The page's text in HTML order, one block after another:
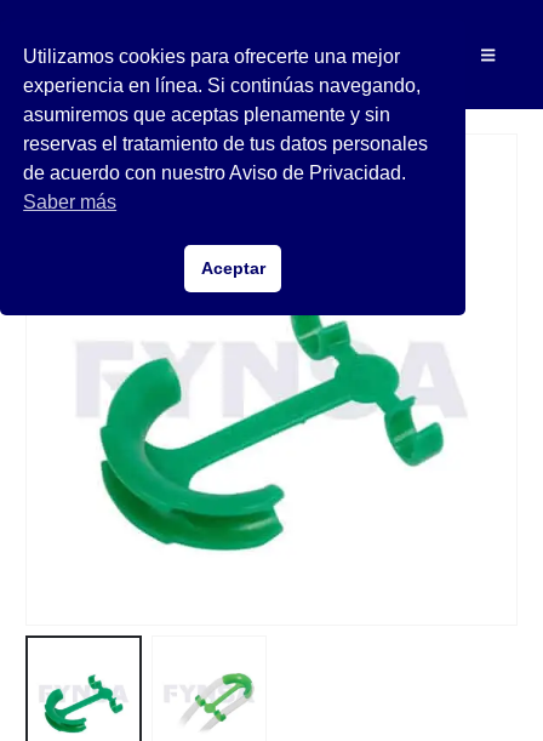
Utilizamos cookies para ofrecerte una mejor
experiencia en línea. Si continúas navegando,
asumiremos que aceptas plenamente y sin
reservas el tratamiento de tus datos personales
de acuerdo con nuestro Aviso de Privacidad.
Saber más
Aceptar